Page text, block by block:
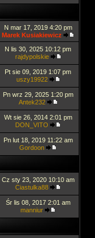
N mar 17, 2019 4:20 pm
Marek Kusiakiewicz
N lis 30, 2025 10:12 pm
rajdypolskie
Pt sie 09, 2019 1:07 pm
uszy19922
Pn wrz 29, 2025 1:20 pm
Antek232
Wt sie 26, 2014 2:01 pm
DON_VITO
Pn lut 18, 2019 11:22 am
Gordoon
Cz sty 23, 2020 10:10 am
Ciastulka88
Śr lis 08, 2017 2:01 am
manniur